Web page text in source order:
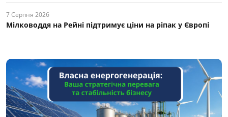
7 Серпня 2026
Мілководдя на Рейні підтримує ціни на ріпак у Європі